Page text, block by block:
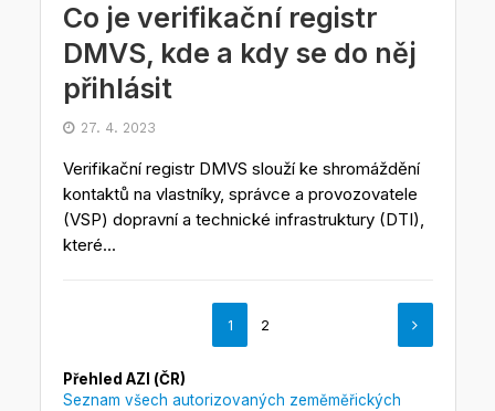
Co je verifikační registr
DMVS, kde a kdy se do něj
přihlásit
27. 4. 2023
Verifikační registr DMVS slouží ke shromáždění
kontaktů na vlastníky, správce a provozovatele
(VSP) dopravní a technické infrastruktury (DTI),
které...
1 2
Přehled AZI (ČR)
Seznam všech autorizovaných zeměměřických